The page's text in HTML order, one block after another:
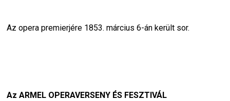
Az opera premierjére 1853. március 6-án került sor.
Az ARMEL OPERAVERSENY ÉS FESZTIVÁL